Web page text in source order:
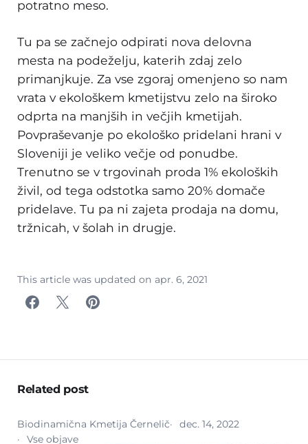
potratno meso.
Tu pa se začnejo odpirati nova delovna
mesta na podeželju, katerih zdaj zelo
primanjkuje. Za vse zgoraj omenjeno so nam
vrata v ekološkem kmetijstvu zelo na široko
odprta na manjših in večjih kmetijah.
Povpraševanje po ekološko pridelani hrani v
Sloveniji je veliko večje od ponudbe.
Trenutno se v trgovinah proda 1% ekoloških
živil, od tega odstotka samo 20% domače
pridelave. Tu pa ni zajeta prodaja na domu,
tržnicah, v šolah in drugje.
This article was updated on apr. 6, 2021
Related post
Biodinamična Kmetija Černelič
dec. 14, 2022
Vse objave